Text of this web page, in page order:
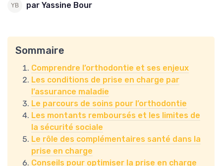
par Yassine Bour
Sommaire
Comprendre l’orthodontie et ses enjeux
Les conditions de prise en charge par
l’assurance maladie
Le parcours de soins pour l’orthodontie
Les montants remboursés et les limites de
la sécurité sociale
Le rôle des complémentaires santé dans la
prise en charge
Conseils pour optimiser la prise en charge